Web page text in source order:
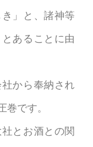
」と、諸神等
あることに由
から奉納され
です。
とお酒との関